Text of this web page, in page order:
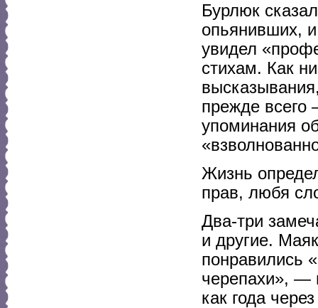
Бурлюк
опьянивших,
увидел
стихам. Как
прежде всего
упоминания
Жизнь
прав, любя
Два-три
и другие.
понравились
черепахи», —
как года